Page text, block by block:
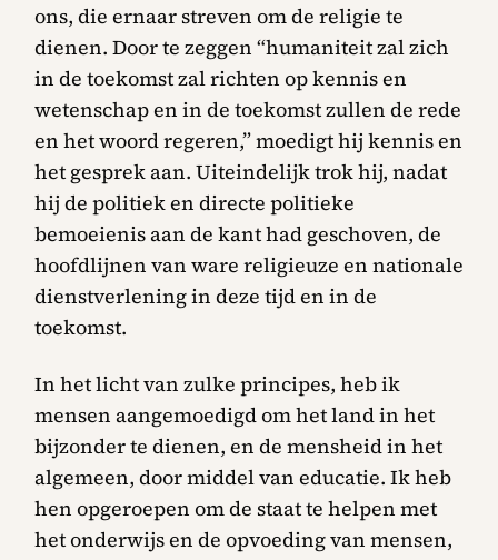
ons, die ernaar streven om de religie te
dienen. Door te zeggen “humaniteit zal zich
in de toekomst zal richten op kennis en
wetenschap en in de toekomst zullen de rede
en het woord regeren,” moedigt hij kennis en
het gesprek aan. Uiteindelijk trok hij, nadat
hij de politiek en directe politieke
bemoeienis aan de kant had geschoven, de
hoofdlijnen van ware religieuze en nationale
dienstverlening in deze tijd en in de
toekomst.
In het licht van zulke principes, heb ik
mensen aangemoedigd om het land in het
bijzonder te dienen, en de mensheid in het
algemeen, door middel van educatie. Ik heb
hen opgeroepen om de staat te helpen met
het onderwijs en de opvoeding van mensen,